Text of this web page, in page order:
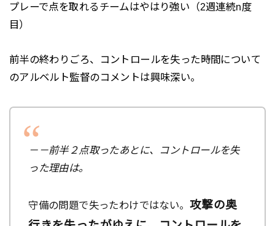
プレーで点を取れるチームはやはり強い（2週連続n度
目）
前半の終わりごろ、コントロールを失った時間について
のアルベルト監督のコメントは興味深い。
－－前半２点取ったあとに、コントロールを失
った理由は。
守備の問題で失ったわけではない。 攻撃の奥